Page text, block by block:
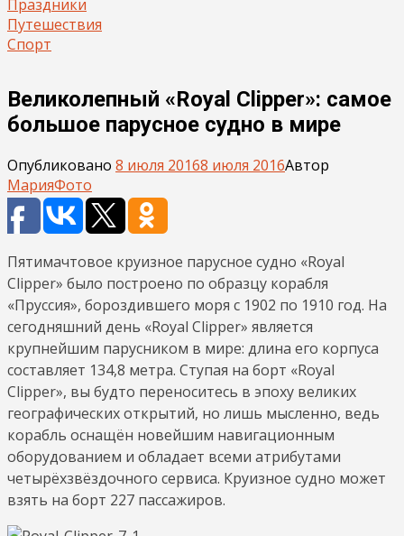
Праздники
Путешествия
Спорт
Великолепный «Royal Clipper»: самое
большое парусное судно в мире
Опубликовано 8 июля 20168 июля 2016Автор
МарияФото
Пятимачтовое круизное парусное судно «Royal
Clipper» было построено по образцу корабля
«Пруссия», бороздившего моря с 1902 по 1910 год. На
сегодняшний день «Royal Clipper» является
крупнейшим парусником в мире: длина его корпуса
составляет 134,8 метра. Ступая на борт «Royal
Clipper», вы будто переноситесь в эпоху великих
географических открытий, но лишь мысленно, ведь
корабль оснащён новейшим навигационным
оборудованием и обладает всеми атрибутами
четырёхзвёздочного сервиса. Круизное судно может
взять на борт 227 пассажиров.